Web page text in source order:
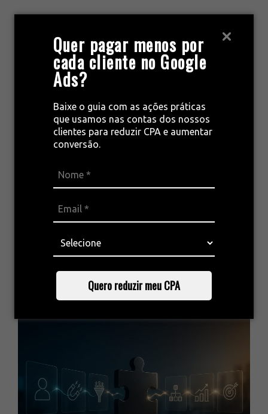
Quer pagar menos por
cada cliente no Google
Ads?
Baixe o guia com as ações práticas
que usamos nas contas dos nossos
clientes para reduzir CPA e aumentar
conversão.
Quero reduzir meu CPA
leads
Seu CRM não é o
problema
Artigos escritos por Ricardo Zacho